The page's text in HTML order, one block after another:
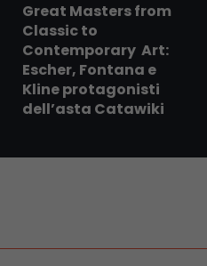
Great Masters from
Classic to
Contemporary Art:
Escher, Fontana e
Kline protagonisti
dell’asta Catawiki